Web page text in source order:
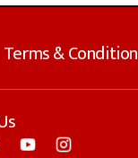
Terms &